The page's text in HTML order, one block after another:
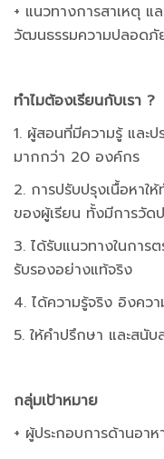
+ แนวทางการสาเหตุ แ
วัฒนธรรมความปลอดภั
ทำไมต้องเรียนกับเรา ?
1. ผู้สอนที่มีความรู้ และ
มากกว่า 20 องค์กร
2. การปรับปรุงเนื้อหาใ
ของผู้เรียน ทั้งมีการวัด
3. ได้รับแนวทางในการ
รับรองอย่างแท้จริง
4. ได้ความรู้จริง อิงคว
5. ให้คำปรึกษา และสนั
กลุ่มเป้าหมาย
+ ผู้ประกอบการด้านอาห